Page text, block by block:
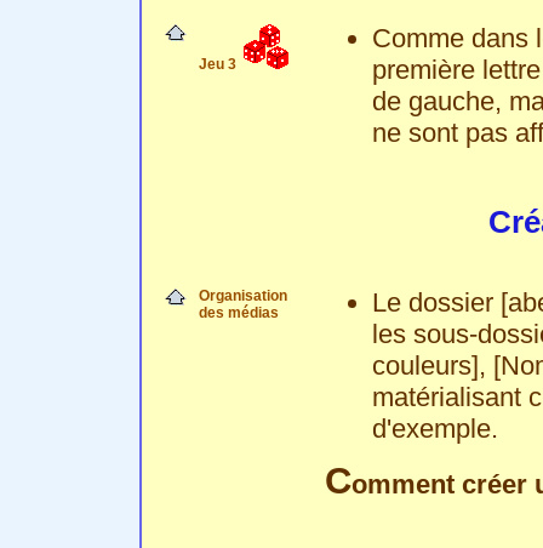
Jeu 3
Comme dans
première
de gauche,
ne sont pas
Organisation
des médias
Le dossier
les sous-
couleurs],
matérialisant
d'exemple.
Comment créer